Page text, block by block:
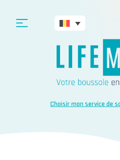
Choisir mon service de